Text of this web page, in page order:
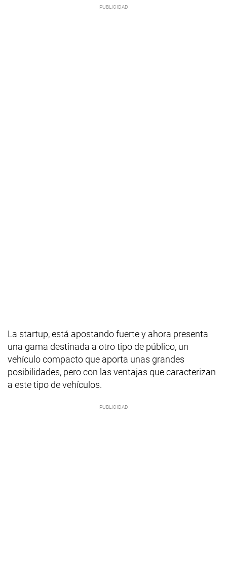
La startup, está apostando fuerte y ahora presenta
una gama destinada a otro tipo de público, un
vehículo compacto que aporta unas grandes
posibilidades, pero con las ventajas que caracterizan
a este tipo de vehículos.